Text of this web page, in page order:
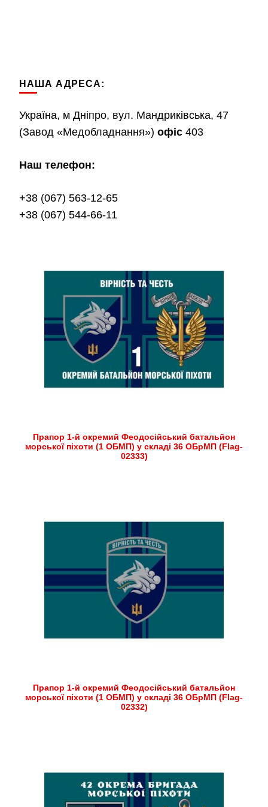
НАША АДРЕСА:
Україна, м Дніпро, вул. Мандриківська, 47
(Завод «Медобладнання») офіс 403
Наш телефон:
+38 (067) 563-12-65
+38 (067) 544-66-11
Прапор 1-й окремий Феодосійський батальйон
морської піхоти (1 ОБМП) у складі 36 ОБрМП (Flag-
02333)
Прапор 1-й окремий Феодосійський батальйон
морської піхоти (1 ОБМП) у складі 36 ОБрМП (Flag-
02332)